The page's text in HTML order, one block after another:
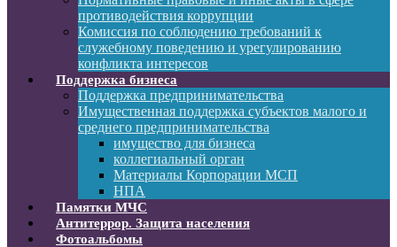
противодействия коррупции
Комиссия по соблюдению требований к
служебному поведению и урегулированию
конфликта интересов
Поддержка бизнеса
Поддержка предпринимательства
Имущественная поддержка субъектов малого и
среднего предпринимательства
имущество для бизнеса
коллегиальный орган
Материалы Корпорации МСП
НПА
Памятки МЧС
Антитеррор. Защита населения
Фотоальбомы